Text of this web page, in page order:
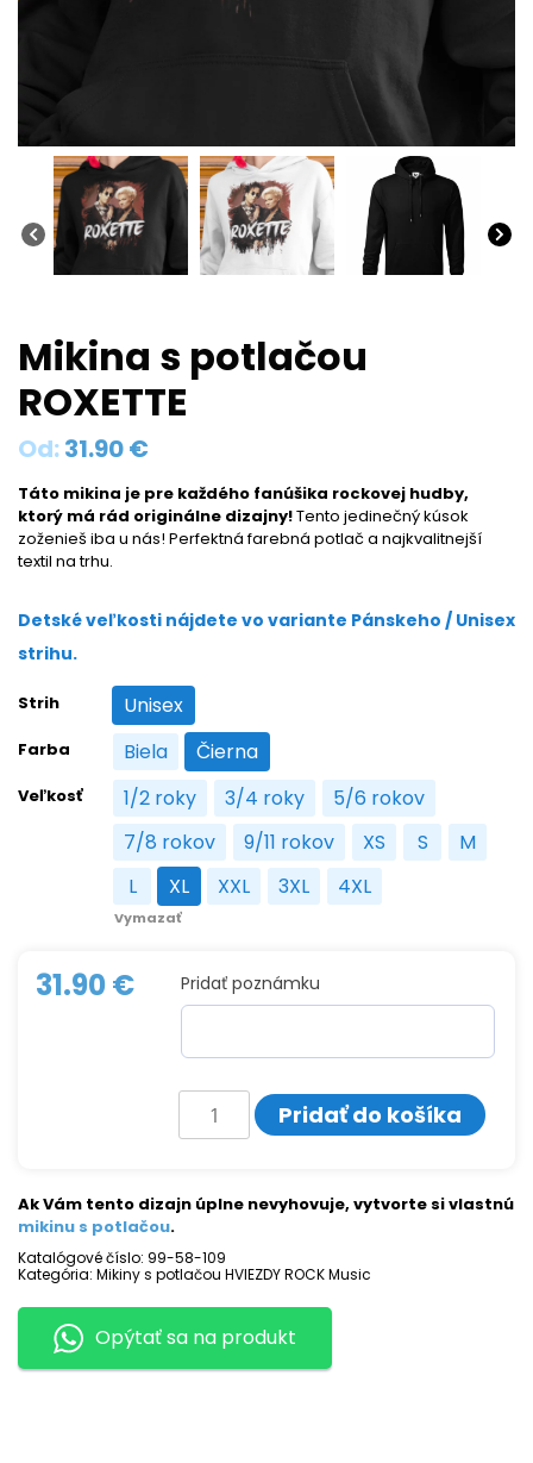
Mikina s potlačou
ROXETTE
Od:31.90€
Táto mikina je pre každého fanúšika rockovej hudby,
ktorý má rád originálne dizajny!Tento jedinečný kúsok
zoženieš iba u nás! Perfektná farebná potlač a najkvalitnejší
textil na trhu.
Detské veľkosti nájdete vo variante Pánskeho / Unisex
strihu.
Strih Unisex
Unisex
Farba Biela
Biela Čierna
Čierna
Veľkosť 1/2 roky
1/2 roky 3/4 roky
3/4 roky 5/6 rokov
5/6 rokov
7/8 rokov
7/8 rokov9/11 rokov
9/11 rokovXS
XS S
S M
M
LL XL
XL XXL
XXL 3XL
3XL 4XL
4XL
Vymazať
31.90€ Pridať poznámku
množstvo
Mikina
s
Pridať do košíka
Ak Vám tento dizajn úplne nevyhovuje, vytvorte si vlastnú
mikinu s potlačou.
Katalógové číslo: 99-58-109
Kategória: Mikiny s potlačou HVIEZDY ROCK Music
Opýtať sa na produkt